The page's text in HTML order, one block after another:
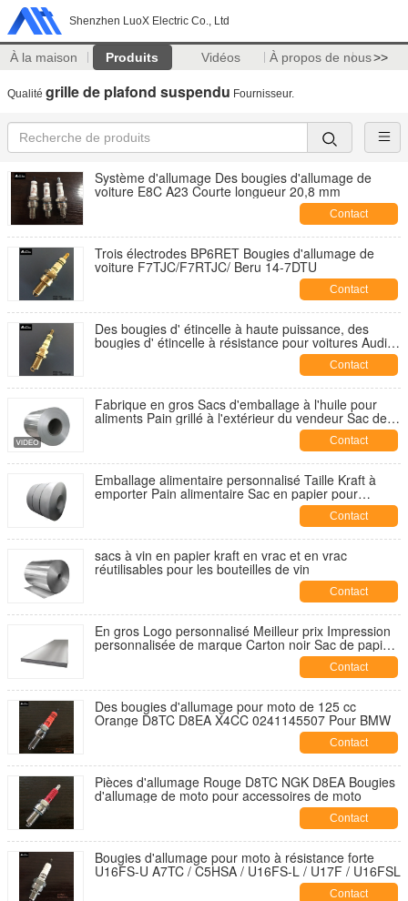
Shenzhen LuoX Electric Co., Ltd
À la maison Produits Vidéos À propos de nous>>
Qualité grille de plafond suspendu Fournisseur.
Système d'allumage Des bougies d'allumage de
voiture E8C A23 Courte longueur 20,8 mm
Contact
Trois électrodes BP6RET Bougies d'allumage de
voiture F7TJC/F7RTJC/ Beru 14-7DTU
Contact
Des bougies d' étincelle à haute puissance, des
bougies d' étincelle à résistance pour voitures Audi /
Contact
Fabrique en gros Sacs d'emballage à l'huile pour
aliments Pain grillé à l'extérieur du vendeur Sac de
Contact
Emballage alimentaire personnalisé Taille Kraft à
emporter Pain alimentaire Sac en papier pour
Contact
sacs à vin en papier kraft en vrac et en vrac
réutilisables pour les bouteilles de vin
Contact
En gros Logo personnalisé Meilleur prix Impression
personnalisée de marque Carton noir Sac de papier
Contact
Des bougies d'allumage pour moto de 125 cc
Orange D8TC D8EA X4CC 0241145507 Pour BMW
Contact
Pièces d'allumage Rouge D8TC NGK D8EA Bougies
d'allumage de moto pour accessoires de moto
Contact
Bougies d'allumage pour moto à résistance forte
U16FS-U A7TC / C5HSA / U16FS-L / U17F / U16FSL
Contact